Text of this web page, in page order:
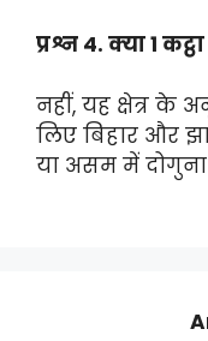
प्रश्न 4. क्या 1
नहीं, यह क्षेत्र के
लिए बिहार और
या असम में